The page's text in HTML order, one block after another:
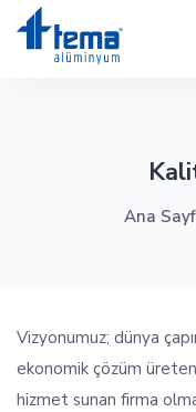
Ana
Vizyonumuz; dünya
ekonomik çözüm
hizmet sunan firma